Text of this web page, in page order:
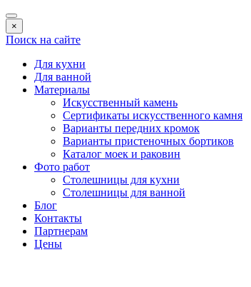
×
Поиск на сайте
Для кухни
Для ванной
Материалы
Искусственный камень
Сертификаты искусственного камня
Варианты передних кромок
Варианты пристеночных бортиков
Каталог моек и раковин
Фото работ
Столешницы для кухни
Столешницы для ванной
Блог
Контакты
Партнерам
Цены